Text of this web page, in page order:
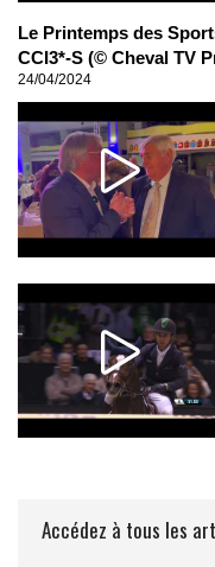
Le Printemps des
CCI3*-S (© Cheval TV
24/04/2024
Accédez à tous les